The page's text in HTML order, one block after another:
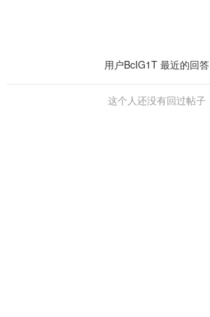
用户BcIG1T 最近的回答
这个人还没有回过帖子